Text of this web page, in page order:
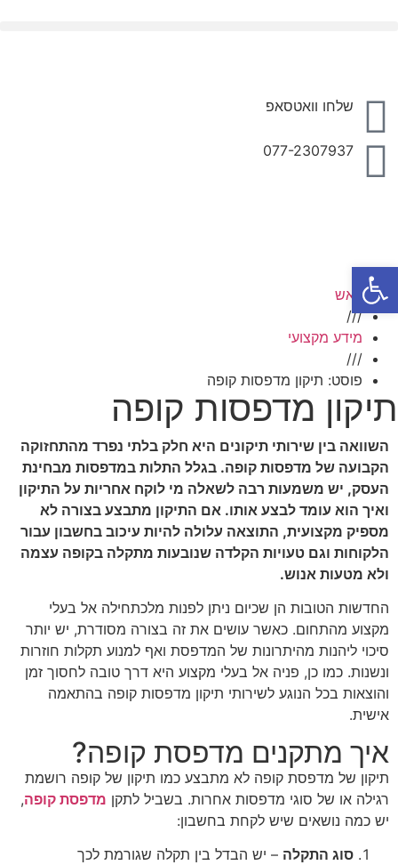
שלחו וואטסאפ
077-2307937
ראש
///
מידע מקצועי
///
פוסט: תיקון מדפסות קופה
תיקון מדפסות קופה
השוואה בין שירותי תיקונים היא חלק בלתי נפרד מהתחזוקה
הקבועה של מדפסות קופה. בגלל התלות במדפסות מבחינת
העסק, יש משמעות רבה לשאלה מי לוקח אחריות על התיקון
ואיך הוא עומד לבצע אותו. אם התיקון מתבצע בצורה לא
מספיק מקצועית, התוצאה עלולה להיות עיכוב בחשבון עבור
הלקוחות וגם טעויות הקלדה שנובעות מתקלה בקופה עצמה
ולא מטעות אנוש.
החדשות הטובות הן שכיום ניתן לפנות מלכתחילה אל בעלי
מקצוע מהתחום. כאשר עושים את זה בצורה מסודרת, יש יותר
סיכוי ליהנות מהיתרונות של המדפסת ואף למנוע תקלות חוזרות
ונשנות. כמו כן, פניה אל בעלי מקצוע היא דרך טובה לחסוך זמן
והוצאות בכל הנוגע לשירותי תיקון מדפסות קופה בהתאמה
אישית.
איך מתקנים מדפסת קופה?
תיקון של מדפסת קופה לא מתבצע כמו תיקון של קופה רושמת
רגילה או של סוגי מדפסות אחרות. בשביל לתקן מדפסת קופה,
יש כמה נושאים שיש לקחת בחשבון:
סוג התקלה – יש הבדל בין תקלה שגורמת לכך
פתח סרגל נגישות